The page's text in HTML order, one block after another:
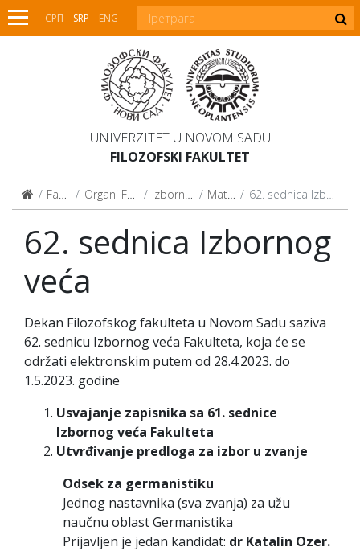
СРП SRP ENG
UNIVERZITET U NOVOM SADU
FILOZOFSKI FAKULTET
Fakultet Organi Fakulteta Izborno veće Materijali 62. sednica Izbornog veća
62. sednica Izbornog
veća
Dekan Filozofskog fakulteta u Novom Sadu saziva
62. sednicu Izbornog veća Fakulteta, koja će se
održati elektronskim putem od 28.4.2023. do
1.5.2023. godine
Usvajanje zapisnika sa 61. sednice
Izbornog veća Fakulteta
Utvrđivanje predloga za izbor u zvanje
Odsek za germanistiku
Jednog nastavnika (sva zvanja) za užu
naučnu oblast Germanistika
Prijavljen je jedan kandidat: dr Katalin Ozer.